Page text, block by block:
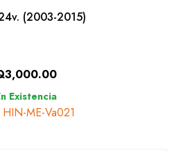
TRUCKS
(2003-2015)
3,000.00
Existencia
HIN-ME-Va021